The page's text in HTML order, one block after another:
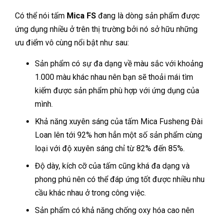
Có thể nói tấm Mica FS đang là dòng sản phẩm được
ứng dụng nhiều ở trên thị trường bởi nó sở hữu những
ưu điểm vô cùng nổi bật như sau:
Sản phẩm có sự đa dạng về màu sắc với khoảng
1.000 màu khác nhau nên bạn sẽ thoải mái tìm
kiếm được sản phẩm phù hợp với ứng dụng của
mình.
Khả năng xuyên sáng của tấm Mica Fusheng Đài
Loan lên tới 92% hơn hẳn một số sản phẩm cùng
loại với độ xuyên sáng chỉ từ 82% đến 85%.
Độ dày, kích cỡ của tấm cũng khá đa dạng và
phong phú nên có thể đáp ứng tốt được nhiều nhu
cầu khác nhau ở trong công việc.
Sản phẩm có khả năng chống oxy hóa cao nên